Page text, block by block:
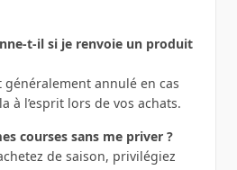
si je renvoie un produit
généralement annulé en cas
à l’esprit lors de vos achats.
courses sans me priver ?
de saison, privilégiez